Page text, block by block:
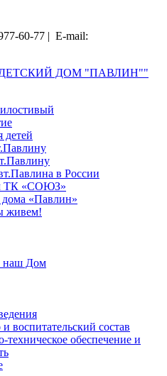
60-77 | E-mail:
ДОМ "ПАВЛИН""
детей
в России
ТК «СОЮЗ»
дома «Павлин»
живем!
наш Дом
воспитательский состав
техническое обеспечение и